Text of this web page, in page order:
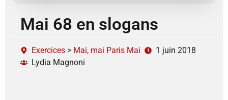
Mai 68 en slogans
Exercices > Mai, mai Paris Mai
1 juin 2018
Lydia Magnoni